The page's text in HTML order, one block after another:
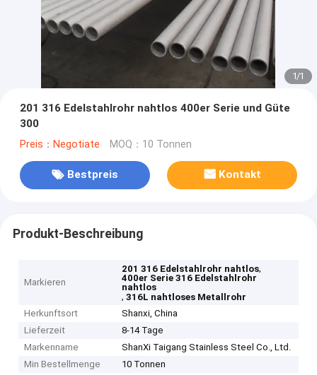
1/1
201 316 Edelstahlrohr nahtlos 400er Serie und Güte
300
Preis：Negotiate MOQ：10 Tonnen
Bestpreis Kontakt
Produkt-Beschreibung
Markieren
201 316 Edelstahlrohr nahtlos,
400er Serie 316 Edelstahlrohr
nahtlos
,316L nahtloses Metallrohr
Herkunftsort
Shanxi, China
Lieferzeit
8-14 Tage
Markenname
ShanXi Taigang Stainless Steel Co., Ltd.
Min Bestellmenge
10 Tonnen